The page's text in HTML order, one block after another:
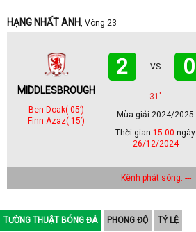
HẠNG NHẤT ANH , Vòng 23
MIDDLESBROUGH
Ben Doak( 05’)
Finn Azaz( 15’)
2 VS 0
31'
Mùa giải 2024/2025
Thời gian 15:00 ngày
26/12/2024
Kênh phát sóng: ---
TƯỜNG THUẬT BÓNG ĐÁ PHONG ĐỘ TỶ LỆ